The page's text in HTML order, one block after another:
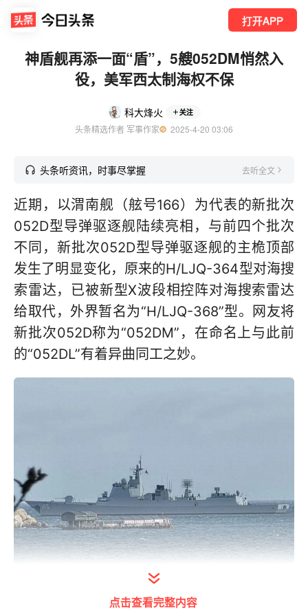
打开APP
神盾舰再添一面“盾”，5艘052DM悄然入
役，美军西太制海权不保
科大烽火 关注
头条精选作者 军事作家
  2025-4-20 03:06
头条听资讯，时事尽掌握 去听全文
近期，以渭南舰（舷号166）为代表的新批次
052D型导弹驱逐舰陆续亮相，与前四个批次
不同，新批次052D型导弹驱逐舰的主桅顶部
发生了明显变化，原来的H/LJQ-364型对海搜
索雷达，已被新型X波段相控阵对海搜索雷达
给取代，外界暂名为“H/LJQ-368”型。网友将
新批次052D称为“052DM”，在命名上与此前
的“052DL”有着异曲同工之妙。
打开今日头条查看图片详情
中国海军的052D型导弹驱逐舰已经发展出了
点击查看完整内容